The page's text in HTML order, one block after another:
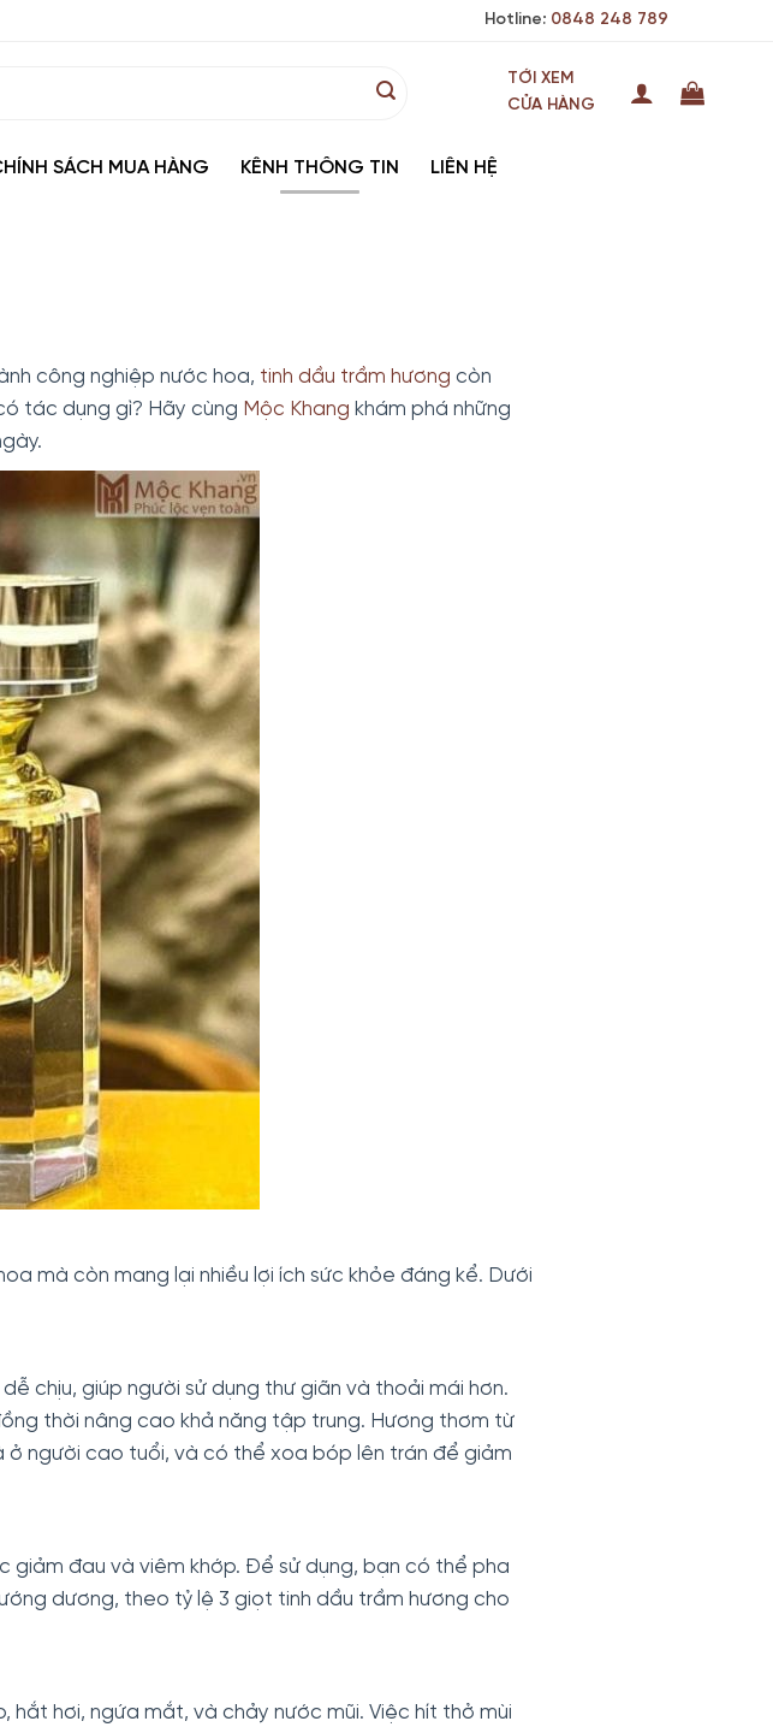
Hotline: 0848 248 789
TỚI XEM
CỬA HÀNG
SÁCH MUA HÀNG KÊNH THÔNG TIN LIÊN HỆ
công nghiệp nước hoa, tinh dầu trầm hương còn
tác dụng gì? Hãy cùng Mộc Khang khám phá những
mà còn mang lại nhiều lợi ích sức khỏe đáng kể. Dưới
chịu, giúp người sử dụng thư giãn và thoải mái hơn.
thời nâng cao khả năng tập trung. Hương thơm từ
người cao tuổi, và có thể xoa bóp lên trán để giảm
giảm đau và viêm khớp. Để sử dụng, bạn có thể pha
dương, theo tỷ lệ 3 giọt tinh dầu trầm hương cho
hắt hơi, ngứa mắt, và chảy nước mũi. Việc hít thở mùi